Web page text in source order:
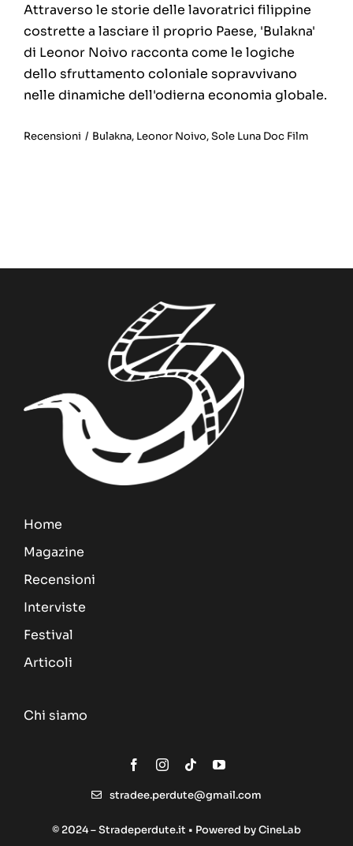
Attraverso le storie delle lavoratrici filippine
costrette a lasciare il proprio Paese, 'Bulakna'
di Leonor Noivo racconta come le logiche
dello sfruttamento coloniale sopravvivano
nelle dinamiche dell'odierna economia globale.
Recensioni / Bulakna, Leonor Noivo,Sole Luna Doc Film
Home
Magazine
Recensioni
Interviste
Festival
Articoli
Chi siamo
stradee.perdute@gmail.com
© 2024 – Stradeperdute.it • Powered byCineLab